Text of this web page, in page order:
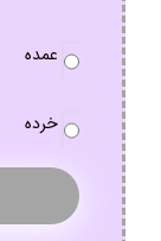
سفارش
عمده
خرده